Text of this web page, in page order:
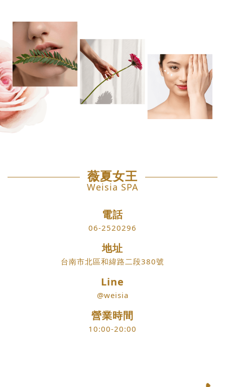
薇夏女王
Weisia SPA
電話
06-2520296
地址
台南市北區和緯路二段380號
Line
@weisia
營業時間
10:00-20:00